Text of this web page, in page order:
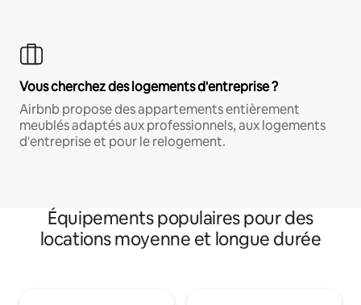
Vous cherchez des logements d'entreprise ?
Airbnb propose des appartements entièrement
meublés adaptés aux professionnels, aux logements
d'entreprise et pour le relogement.
Équipements populaires pour des
locations moyenne et longue durée